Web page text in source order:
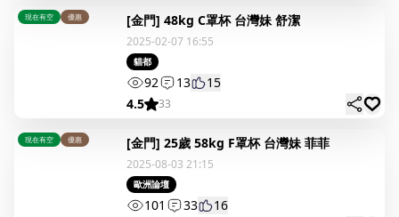
現在有空 優惠 [金門] 48kg C罩杯 台灣妹 舒潔
2025-02-07 16:55
貓都
92 13
15
4.5
33
現在有空 優惠 [金門] 25歲 58kg F罩杯 台灣妹 菲菲
2025-08-03 21:15
歐洲論壇
101 33
16